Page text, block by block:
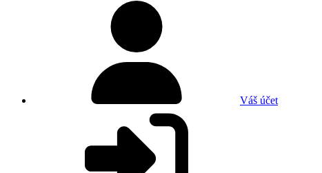
Váš účet